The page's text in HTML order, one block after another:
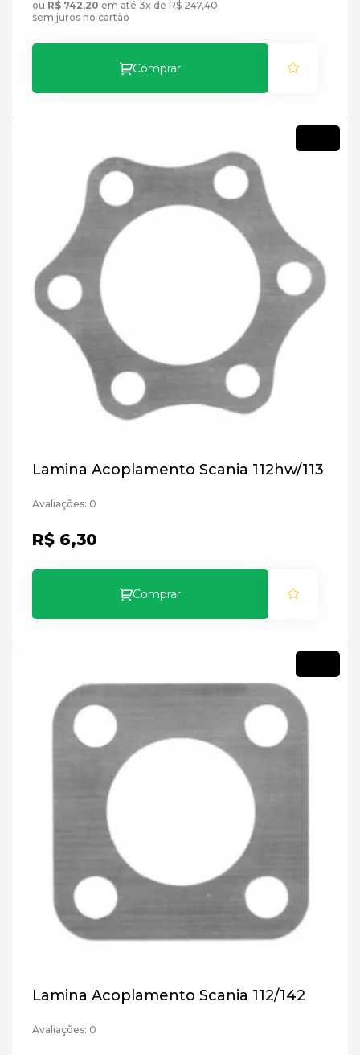
ou R$ 742,20 em até 3x de R$ 247,40
sem juros no cartão
Comprar
Lamina Acoplamento Scania 112hw/113
Avaliações: 0
R$ 6,30
Comprar
Lamina Acoplamento Scania 112/142
Avaliações: 0